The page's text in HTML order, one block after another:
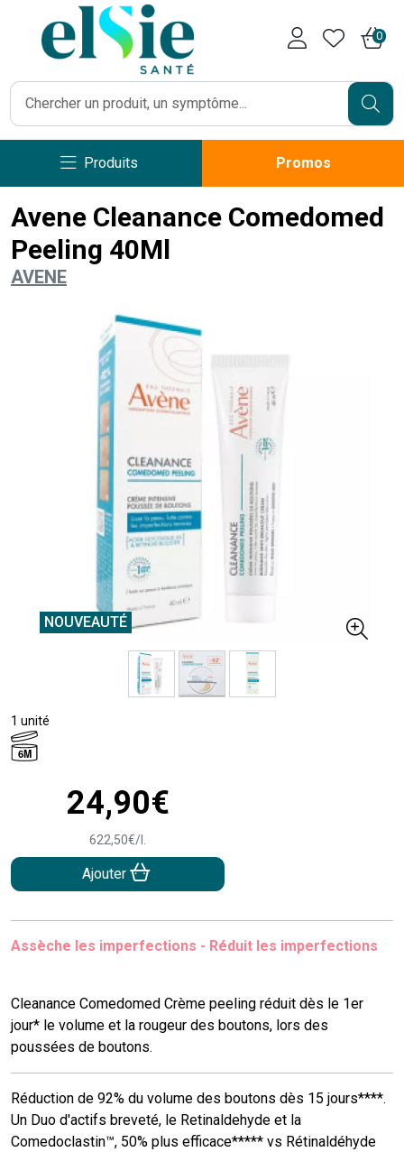
0
Produits Promos
Avene Cleanance Comedomed
Peeling 40Ml
AVENE
NOUVEAUTÉ
1 unité
6M
24,90€
622,50€/
Ajouter
Assèche les imperfections - Réduit les imperfections
Cleanance Comedomed Crème peeling réduit dès le 1er
jour* le volume et la rougeur des boutons, lors des
poussées de boutons.
Réduction de 92% du volume des boutons dès 15 jours****.
Un Duo d'actifs breveté, le Retinaldehyde et la
Comedoclastin™, 50% plus efficace***** vs Rétinaldéhyde